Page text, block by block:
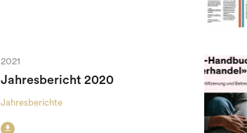
2021
Jahresbericht 2020
Jahresberichte
